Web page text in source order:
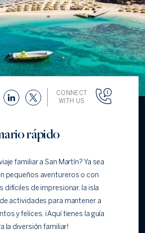
CONNECT
WITH US
rápido
familiar a San Martín? Ya sea
pequeños aventureros o con
difíciles de impresionar, la isla
actividades para mantener a
y felices. ¡Aquí tienes la guía
la diversión familiar!